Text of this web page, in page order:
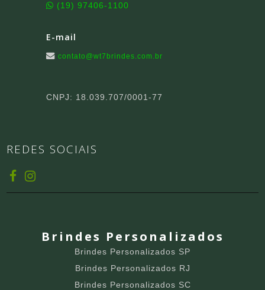
(19) 97406-1100
E-mail
contato@wt7brindes.com.br
CNPJ: 18.039.707/0001-77
REDES SOCIAIS
Brindes Personalizados
Brindes Personalizados SP
Brindes Personalizados RJ
Brindes Personalizados SC